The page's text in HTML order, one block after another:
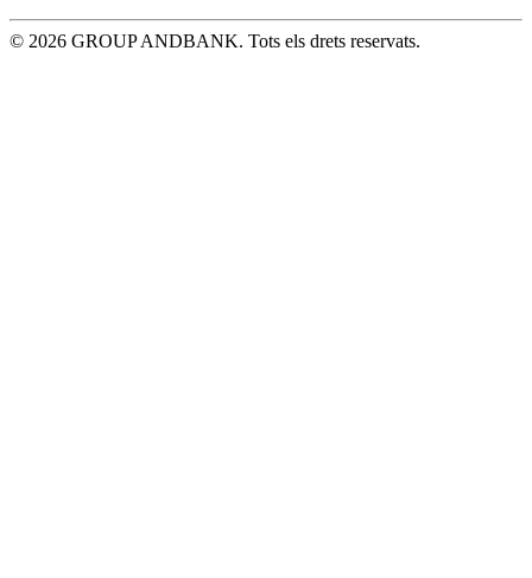
© 2026 GROUP ANDBANK. Tots els drets reservats.